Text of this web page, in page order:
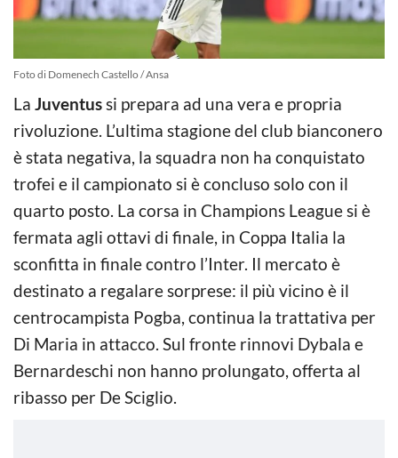
Foto di Domenech Castello / Ansa
La Juventussi prepara ad una vera e propria
rivoluzione. L’ultima stagione del club bianconero
è stata negativa, la squadra non ha conquistato
trofei e il campionato si è concluso solo con il
quarto posto. La corsa in Champions League si è
fermata agli ottavi di finale, in Coppa Italia la
sconfitta in finale contro l’Inter. Il mercato è
destinato a regalare sorprese: il più vicino è il
centrocampista Pogba, continua la trattativa per
Di Maria in attacco. Sul fronte rinnovi Dybala e
Bernardeschi non hanno prolungato, offerta al
ribasso per De Sciglio.